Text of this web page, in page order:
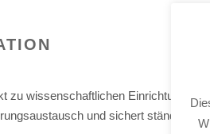
zu wissenschaftlichen
und sichert ständige